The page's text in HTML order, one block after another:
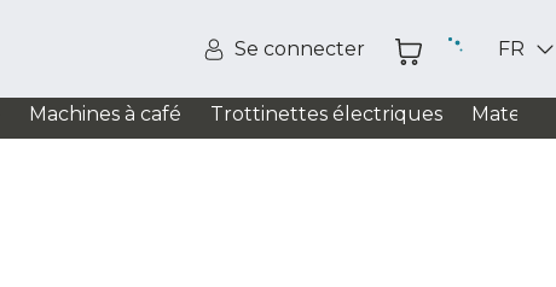
Se connecter FR
Machines à café Trottinettes électriques Matelas